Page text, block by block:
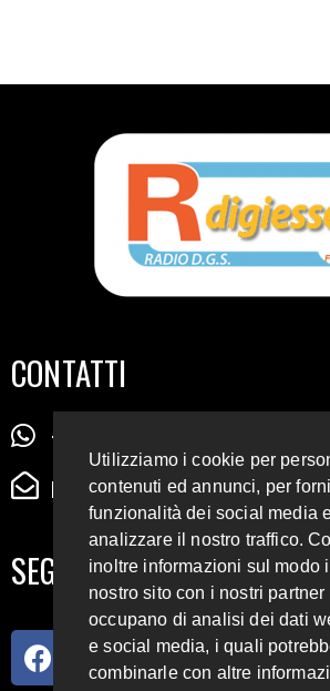
CONTATTI
+39 345 72 72 88 5
radiodigiesse@gmail.com
SEGUICI SUI SOCIAL
Utilizziamo i cookie per
contenuti ed annunci, per
funzionalità dei social media
analizzare il nostro traffico.
inoltre informazioni sul modo
nostro sito con i nostri partner
occupano di analisi dei dati
e social media, i quali
combinarle con altre